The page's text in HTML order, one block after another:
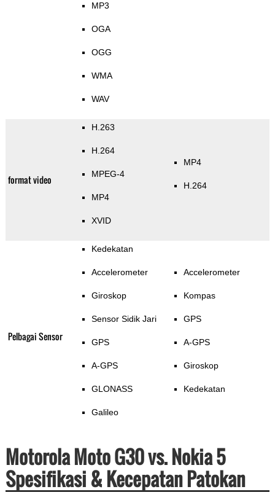
MP3
OGA
OGG
WMA
WAV
format video
H.263
H.264
MPEG-4
MP4
XVID
MP4
H.264
Pelbagai Sensor
Kedekatan
Accelerometer
Giroskop
Sensor Sidik Jari
GPS
A-GPS
GLONASS
Galileo
Accelerometer
Kompas
GPS
A-GPS
Giroskop
Kedekatan
Motorola Moto G30 vs. Nokia 5
Spesifikasi & Kecepatan Patokan